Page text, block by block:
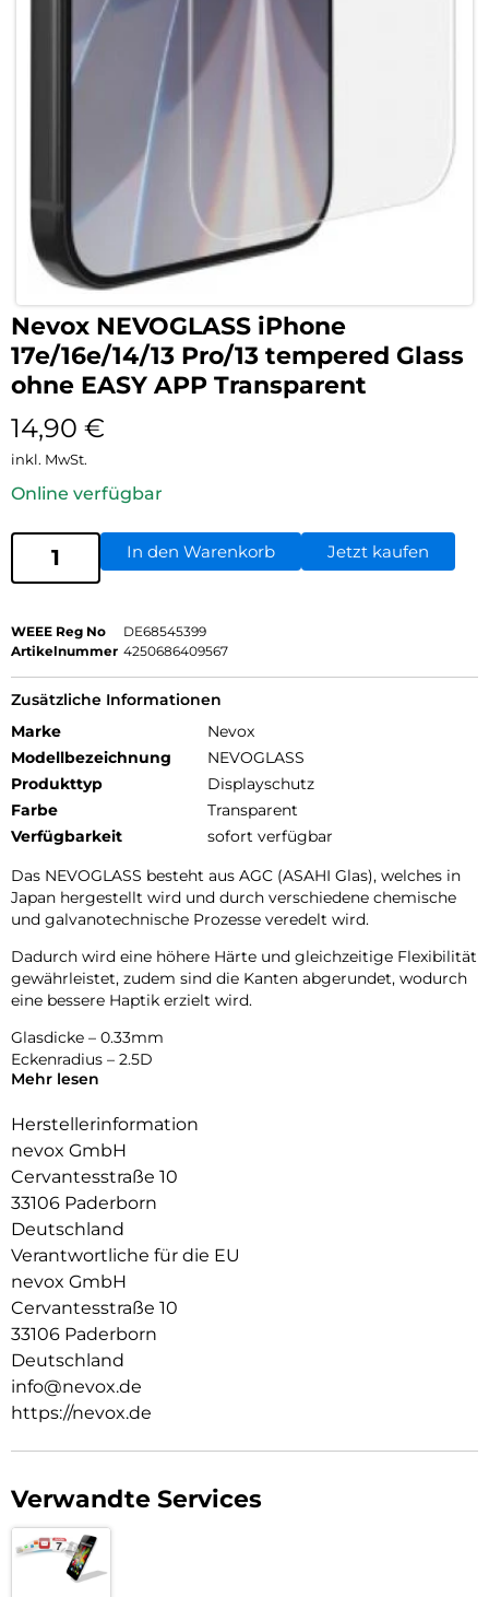
Nevox NEVOGLASS iPhone
17e/16e/14/13 Pro/13 tempered Glass
ohne EASY APP Transparent
14,90 €
inkl. MwSt.
Online verfügbar
In den Warenkorb Jetzt kaufen
WEEE Reg No
DE68545399
Artikelnummer 4250686409567
Zusätzliche Informationen
Marke
Nevox
Modellbezeichnung
NEVOGLASS
Produkttyp
Displayschutz
Farbe
Transparent
Verfügbarkeit
sofort verfügbar
Das NEVOGLASS besteht aus AGC (ASAHI Glas), welches in
Japan hergestellt wird und durch verschiedene chemische
und galvanotechnische Prozesse veredelt wird.
Dadurch wird eine höhere Härte und gleichzeitige Flexibilität
gewährleistet, zudem sind die Kanten abgerundet, wodurch
eine bessere Haptik erzielt wird.
Glasdicke – 0.33mm
Eckenradius – 2.5D
Material Art Crystal Klar
Mehr lesen
Herstellerinformation
nevox GmbH
Cervantesstraße 10
33106 Paderborn
Deutschland
Verantwortliche für die EU
nevox GmbH
Cervantesstraße 10
33106 Paderborn
Deutschland
info@nevox.de
https://nevox.de
Verwandte Services